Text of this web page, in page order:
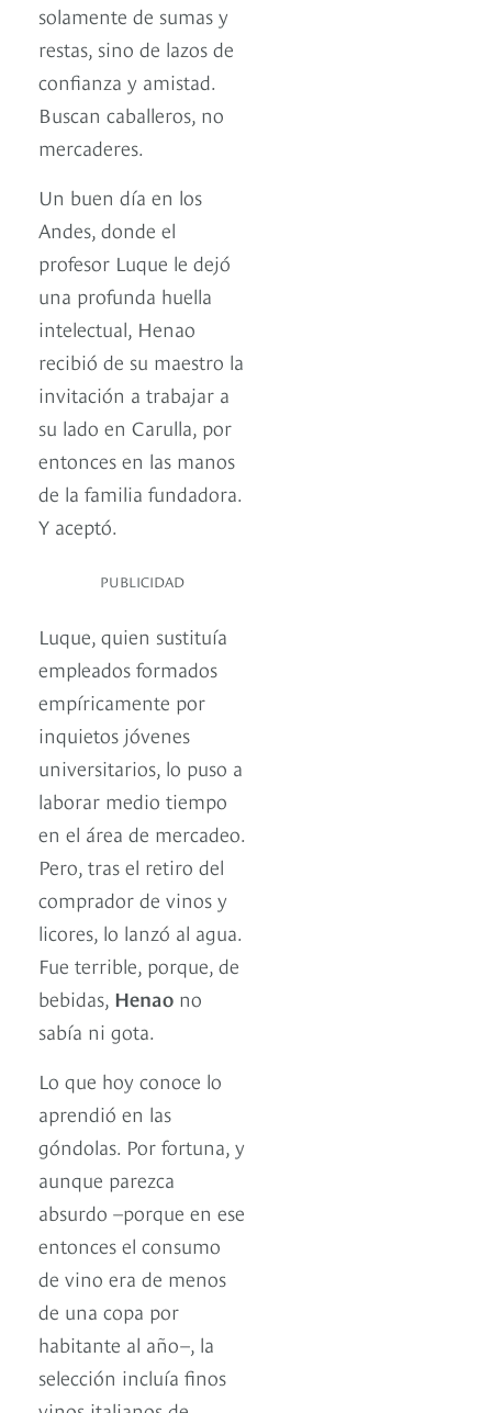
solamente de sumas y
restas, sino de lazos de
confianza y amistad.
Buscan caballeros, no
mercaderes.
Un buen día en los
Andes, donde el
profesor Luque le dejó
una profunda huella
intelectual, Henao
recibió de su maestro la
invitación a trabajar a
su lado en Carulla, por
entonces en las manos
de la familia fundadora.
Y aceptó.
PUBLICIDAD
Luque, quien sustituía
empleados formados
empíricamente por
inquietos jóvenes
universitarios, lo puso a
laborar medio tiempo
en el área de mercadeo.
Pero, tras el retiro del
comprador de vinos y
licores, lo lanzó al agua.
Fue terrible, porque, de
bebidas, Henao no
sabía ni gota.
Lo que hoy conoce lo
aprendió en las
góndolas. Por fortuna, y
aunque parezca
absurdo –porque en ese
entonces el consumo
de vino era de menos
de una copa por
habitante al año–, la
selección incluía finos